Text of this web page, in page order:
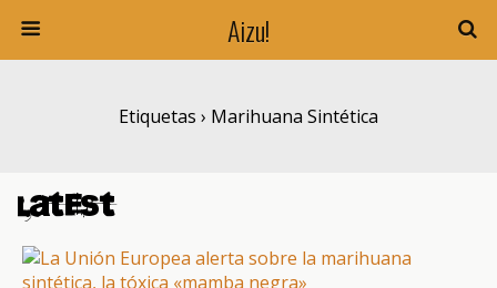
Aizu!
Etiquetas › Marihuana Sintética
Latest